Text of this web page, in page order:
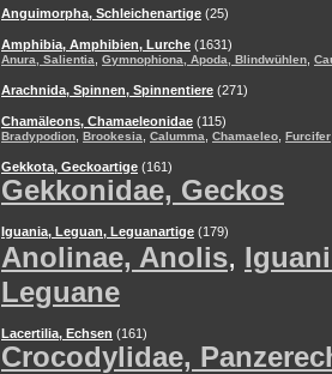
Anguimorpha, Schleichenartige (25)
Amphibia, Amphibien, Lurche (1631)
Anura, Salientia Gymnophiona, Apoda, Blindwühlen
Arachnida, Spinnen, Spinnentiere (271)
Chamäleons, Chamaeleonidae (115)
Bradypodion Brookesia Calumma Chamaeleo Furcifer
Gekkota, Geckoartige (161)
Gekkonidae, Geckos
Iguania, Leguan, Leguanartige (179)
Anolinae, Anolis,
Leguane
Lacertilia, Echsen (161)
Crocodylidae,